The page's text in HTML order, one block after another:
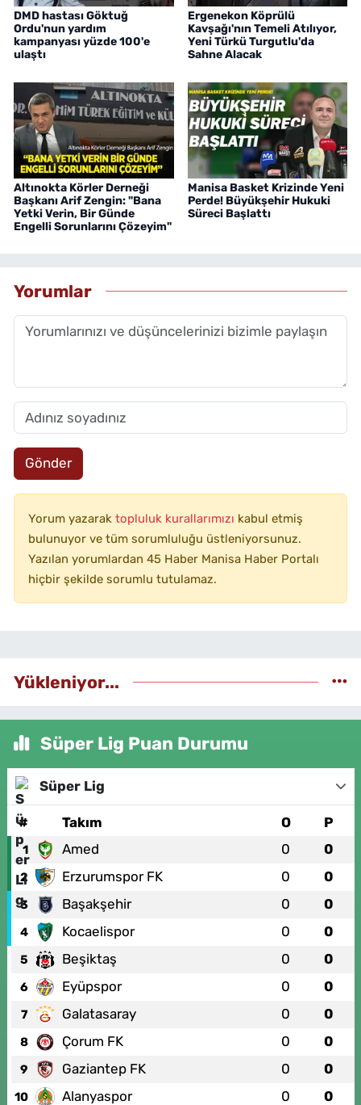
DMD hastası Göktuğ
Ordu'nun yardım
kampanyası yüzde 100'e
ulaştı
Ergenekon Köprülü
Kavşağı'nın Temeli Atılıyor,
Yeni Türkü Turgutlu'da
Sahne Alacak
Altınokta Körler Derneği
Başkanı Arif Zengin: "Bana
Yetki Verin, Bir Günde
Engelli Sorunlarını Çözeyim"
Manisa Basket Krizinde Yeni
Perde! Büyükşehir Hukuki
Süreci Başlattı
Yorumlar
Gönder
Yorum yazarak topluluk kurallarımızı kabul etmiş
bulunuyor ve tüm sorumluluğu üstleniyorsunuz.
Yazılan yorumlardan 45 Haber Manisa Haber Portalı
hiçbir şekilde sorumlu tutulamaz.
Yükleniyor...
Süper Lig Puan Durumu
Süper Lig
# Takım O P
1 Amed 0 0
2 Erzurumspor FK 0 0
3 Başakşehir 0 0
4 Kocaelispor 0 0
5 Beşiktaş 0 0
6 Eyüpspor 0 0
7 Galatasaray 0 0
8 Çorum FK 0 0
9 Gaziantep FK 0 0
10 Alanyaspor 0 0